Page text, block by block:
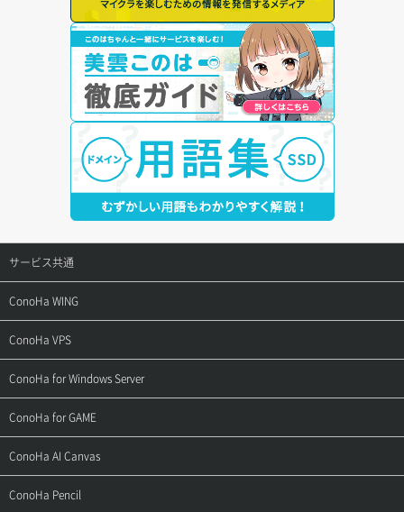
サービス共通
サポートトップ
ご契約・お支払い
用語集
お問い合わせ
ConoHa WING
サポートトップ
ご利用ガイド
お乗り換えガイド
よくある質問
ConoHa VPS
サポートトップ
ご利用ガイド
APIドキュメントVPS2.0
ConoHa for Windows Server
サポートトップ
ご利用ガイド
ConoHa for GAME
サポートトップ
ご利用ガイド
ConoHa AI Canvas
サポートトップ
ConoHa Pencil